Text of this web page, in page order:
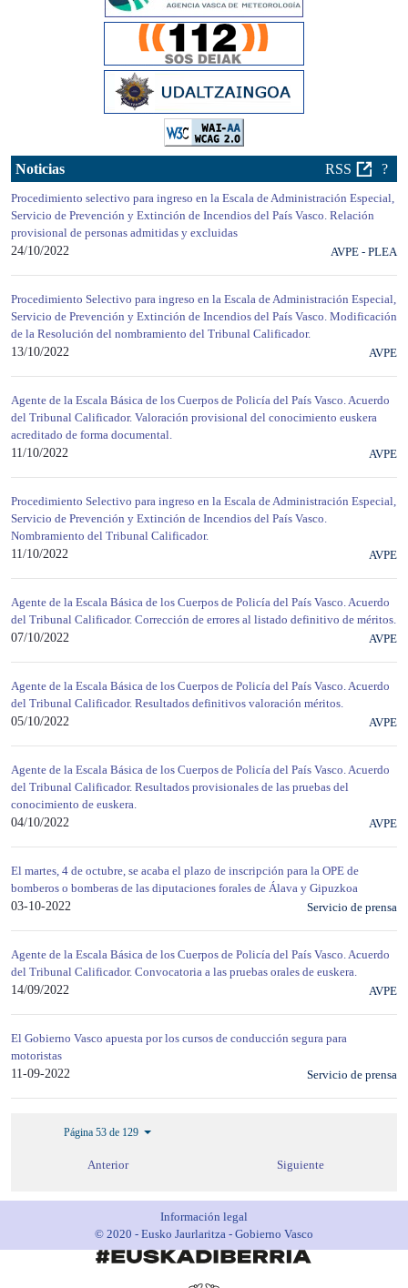
Noticias RSS ?
Procedimiento selectivo para ingreso en la Escala de Administración Especial,
Servicio de Prevención y Extinción de Incendios del País Vasco. Relación
provisional de personas admitidas y excluidas
24/10/2022
AVPE - PLEA
Procedimiento Selectivo para ingreso en la Escala de Administración Especial,
Servicio de Prevención y Extinción de Incendios del País Vasco. Modificación
de la Resolución del nombramiento del Tribunal Calificador.
13/10/2022
AVPE
Agente de la Escala Básica de los Cuerpos de Policía del País Vasco. Acuerdo
del Tribunal Calificador. Valoración provisional del conocimiento euskera
acreditado de forma documental.
11/10/2022
AVPE
Procedimiento Selectivo para ingreso en la Escala de Administración Especial,
Servicio de Prevención y Extinción de Incendios del País Vasco.
Nombramiento del Tribunal Calificador.
11/10/2022
AVPE
Agente de la Escala Básica de los Cuerpos de Policía del País Vasco. Acuerdo
del Tribunal Calificador. Corrección de errores al listado definitivo de méritos.
07/10/2022
AVPE
Agente de la Escala Básica de los Cuerpos de Policía del País Vasco. Acuerdo
del Tribunal Calificador. Resultados definitivos valoración méritos.
05/10/2022
AVPE
Agente de la Escala Básica de los Cuerpos de Policía del País Vasco. Acuerdo
del Tribunal Calificador. Resultados provisionales de las pruebas del
conocimiento de euskera.
04/10/2022
AVPE
El martes, 4 de octubre, se acaba el plazo de inscripción para la OPE de
bomberos o bomberas de las diputaciones forales de Álava y Gipuzkoa
03-10-2022
Servicio de prensa
Agente de la Escala Básica de los Cuerpos de Policía del País Vasco. Acuerdo
del Tribunal Calificador. Convocatoria a las pruebas orales de euskera.
14/09/2022
AVPE
El Gobierno Vasco apuesta por los cursos de conducción segura para
motoristas
11-09-2022
Servicio de prensa
Página 53 de 129
Anterior Siguiente
Información legal
© 2020 - Eusko Jaurlaritza - Gobierno Vasco